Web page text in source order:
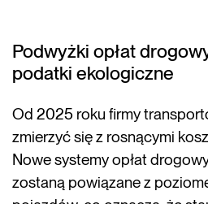
Podwyżki opłat
podatki ekologiczne
Od 2025 roku firmy
zmierzyć się z rosnącymi
Nowe systemy opłat
zostaną powiązane z